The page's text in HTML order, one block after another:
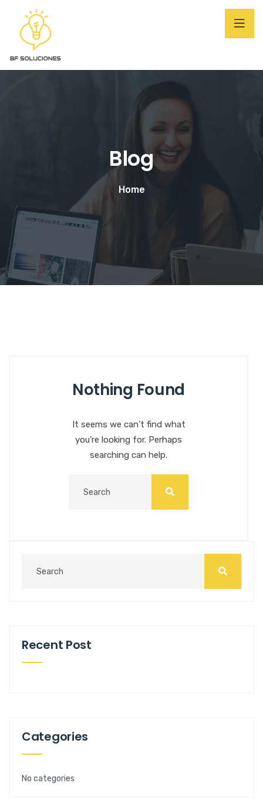
Blog
Home
Nothing Found
It seems we can’t find what
you’re looking for. Perhaps
searching can help.
Recent Post
Categories
No categories